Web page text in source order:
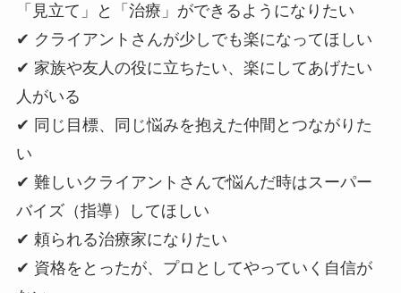
「見立て」と「治療」ができるようになりたい
✔ クライアントさんが少しでも楽になってほしい
✔ 家族や友人の役に立ちたい、楽にしてあげたい
人がいる
✔ 同じ目標、同じ悩みを抱えた仲間とつながりた
い
✔ 難しいクライアントさんで悩んだ時はスーパー
バイズ（指導）してほしい
✔ 頼られる治療家になりたい
✔ 資格をとったが、プロとしてやっていく自信が